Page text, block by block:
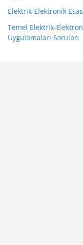
Elektrik-Elektronik
Temel Elektrik-
Uygulamaları Soruları